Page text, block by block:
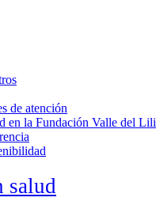
de atención
en la Fundación Valle del Lili
salud